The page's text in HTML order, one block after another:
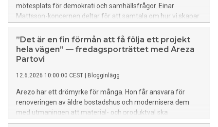
mötesplats för demokrati och samhällsfrågor. Einar
Mattsson-koncernen deltar för att samtala om hur vi skapar
en fungerande bostadsmarknad och effektivare
byggprocesser som möjliggör fortsatt tillväxt.
”Det är en fin förmån att få följa ett projekt
hela vägen” — fredagsporträttet med Areza
Partovi
12.6.2026 10:00:00 CEST | Blogginlägg
Arezo har ett drömyrke för många. Hon får ansvara för
renoveringen av äldre bostadshus och modernisera dem
med utmaningen att material- och produktval ska
harmoniera med husens tidsepoker, så att dess identitet